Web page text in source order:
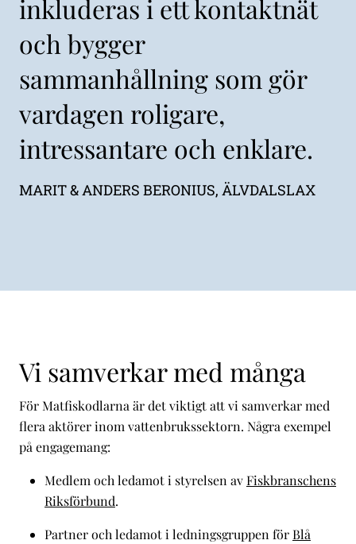
inkluderas i ett kontaktnät
och bygger
sammanhållning som gör
vardagen roligare,
intressantare och enklare.
MARIT & ANDERS BERONIUS, ÄLVDALSLAX
Vi samverkar med många
För Matfiskodlarna är det viktigt att vi samverkar med
flera aktörer inom vattenbrukssektorn. Några exempel
på engagemang:
Medlem och ledamot i styrelsen avFiskbranschens
Riksförbund.
Partner och ledamot i ledningsgruppen förBlå